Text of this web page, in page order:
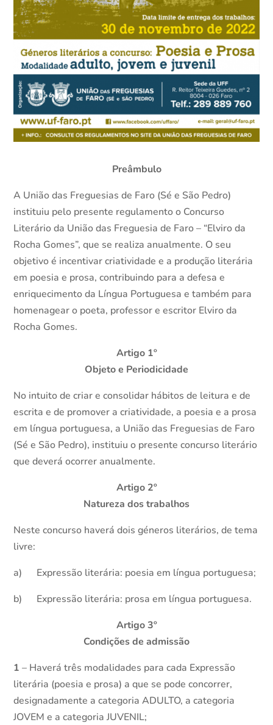
Preâmbulo
A União das Freguesias de Faro (Sé e São Pedro)
instituiu pelo presente regulamento o Concurso
Literário da União das Freguesia de Faro – “Elviro da
Rocha Gomes”, que se realiza anualmente. O seu
objetivo é incentivar criatividade e a produção literária
em poesia e prosa, contribuindo para a defesa e
enriquecimento da Língua Portuguesa e também para
homenagear o poeta, professor e escritor Elviro da
Rocha Gomes.
Artigo 1º
Objeto e Periodicidade
No intuito de criar e consolidar hábitos de leitura e de
escrita e de promover a criatividade, a poesia e a prosa
em língua portuguesa, a União das Freguesias de Faro
(Sé e São Pedro), instituiu o presente concurso literário
que deverá ocorrer anualmente.
Artigo 2º
Natureza dos trabalhos
Neste concurso haverá dois géneros literários, de tema
livre:
a) Expressão literária: poesia em língua portuguesa;
b) Expressão literária: prosa em língua portuguesa.
Artigo 3º
Condições de admissão
1 – Haverá três modalidades para cada Expressão
literária (poesia e prosa) a que se pode concorrer,
designadamente a categoria ADULTO, a categoria
JOVEM e a categoria JUVENIL;